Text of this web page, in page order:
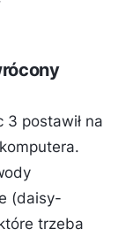
3 postawił na
(daisy-
trzeba